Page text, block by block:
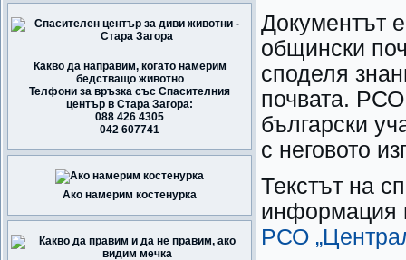
Какво да направим, когато намерим
бедстващо животно
Телфони за връзка със Спасителния
център в Стара Загора:
088 426 4305
042 607741
Ако намерим костенурка
Документът
общински
споделя
почвата.
български
с неговото
Текстът на
информация
РСО